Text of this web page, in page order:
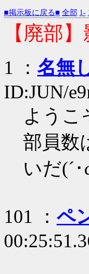
■掲示板に戻る■ 全部 1-
【廃部
1 ： 名無
ID:JUN/
ようこ
部員数
いだ(´
101 ： ペ